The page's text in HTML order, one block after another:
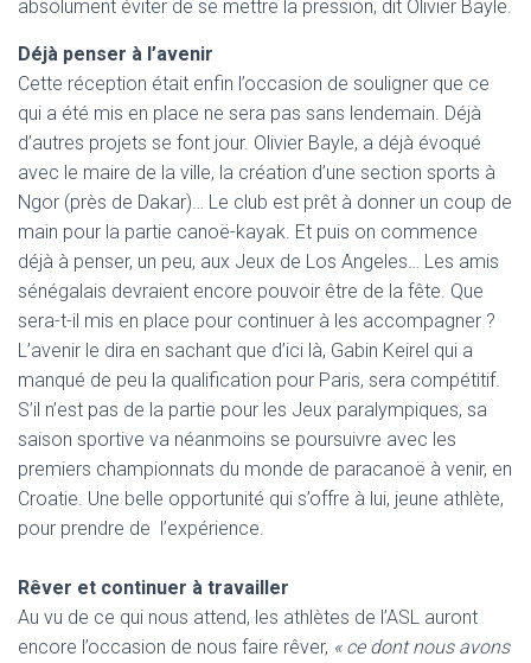
absolument éviter de se mettre la pression, dit Olivier Bayle.
Déjà penser à l’avenir
Cette réception était enfin l’occasion de souligner que ce
qui a été mis en place ne sera pas sans lendemain. Déjà
d’autres projets se font jour. Olivier Bayle, a déjà évoqué
avec le maire de la ville, la création d’une section sports à
Ngor (près de Dakar)… Le club est prêt à donner un coup de
main pour la partie canoë-kayak. Et puis on commence
déjà à penser, un peu, aux Jeux de Los Angeles… Les amis
sénégalais devraient encore pouvoir être de la fête. Que
sera-t-il mis en place pour continuer à les accompagner ?
L’avenir le dira en sachant que d’ici là, Gabin Keirel qui a
manqué de peu la qualification pour Paris, sera compétitif.
S’il n’est pas de la partie pour les Jeux paralympiques, sa
saison sportive va néanmoins se poursuivre avec les
premiers championnats du monde de paracanoë à venir, en
Croatie. Une belle opportunité qui s’offre à lui, jeune athlète,
pour prendre de l’expérience.
Rêver et continuer à travailler
Au vu de ce qui nous attend, les athlètes de l’ASL auront
encore l’occasion de nous faire rêver, « ce dont nous avons